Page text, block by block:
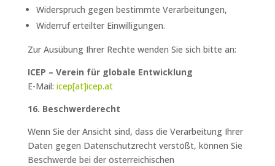
Widerspruch gegen bestimmte Verarbeitungen,
Widerruf erteilter Einwilligungen.
Zur Ausübung Ihrer Rechte wenden Sie sich bitte an:
ICEP – Verein für globale Entwicklung
E-Mail: icep[at]icep.at
16. Beschwerderecht
Wenn Sie der Ansicht sind, dass die Verarbeitung Ihrer
Daten gegen Datenschutzrecht verstößt, können Sie
Beschwerde bei der österreichischen